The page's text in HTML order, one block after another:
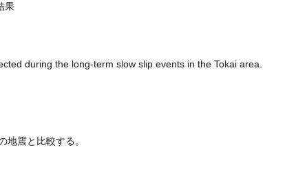
果
during the long-term slow slip events in the Tokai area.
震と比較する。